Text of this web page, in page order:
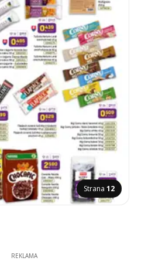
Strana 12
REKLAMA